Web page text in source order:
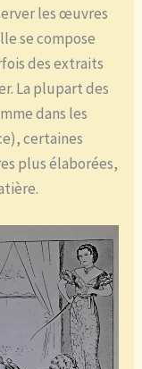
les œuvres
se compose
des extraits
La plupart des
dans les
certaines
plus élaborées,